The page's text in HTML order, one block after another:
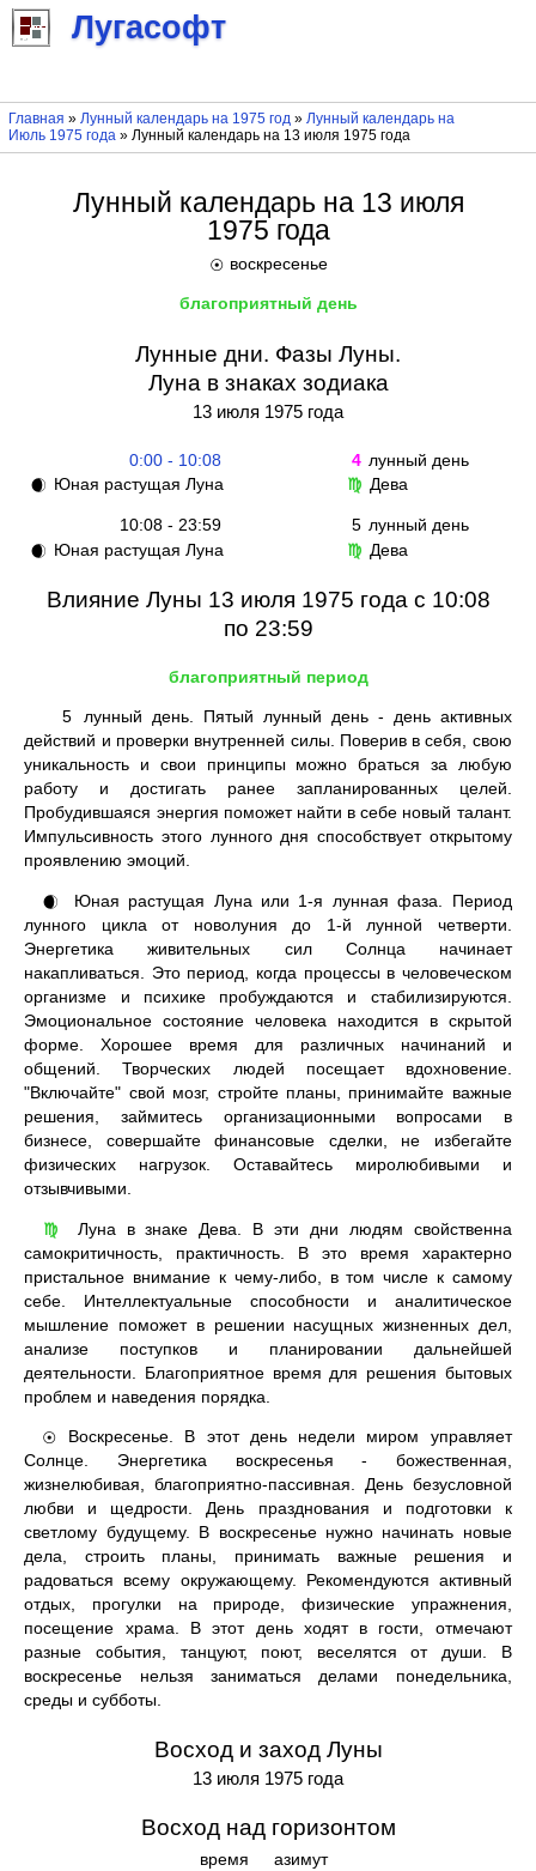
Лугасофт
Главная » Лунный календарь на 1975 год» Лунный календарь на
Июль 1975 года» Лунный календарь на 13 июля 1975 года
Лунный календарь на 13 июля
1975 года
☉ воскресенье
благоприятный день
Лунные дни. Фазы Луны.
Луна в знаках зодиака
13 июля 1975 года
0:00 - 10:08 4 лунный день
🌒 Юная растущая Луна ♍ Дева
10:08 - 23:59 5 лунный день
🌒 Юная растущая Луна ♍ Дева
Влияние Луны 13 июля 1975 года с 10:08
по 23:59
благоприятный период
5
лунный день. Пятый лунный день - день активных
действий и проверки внутренней силы. Поверив в себя, свою
уникальность и свои принципы можно браться за любую
работу и достигать ранее запланированных целей.
Пробудившаяся энергия поможет найти в себе новый талант.
Импульсивность этого лунного дня способствует открытому
проявлению эмоций.
🌒
Юная растущая Луна или 1-я лунная фаза. Период
лунного цикла от новолуния до 1-й лунной четверти.
Энергетика живительных сил Солнца начинает
накапливаться. Это период, когда процессы в человеческом
организме и психике пробуждаются и стабилизируются.
Эмоциональное состояние человека находится в скрытой
форме. Хорошее время для различных начинаний и
общений. Творческих людей посещает вдохновение.
"Включайте" свой мозг, стройте планы, принимайте важные
решения, займитесь организационными вопросами в
бизнесе, совершайте финансовые сделки, не избегайте
физических нагрузок. Оставайтесь миролюбивыми и
отзывчивыми.
♍
Луна в знаке Дева. В эти дни людям свойственна
самокритичность, практичность. В это время характерно
пристальное внимание к чему-либо, в том числе к самому
себе. Интеллектуальные способности и аналитическое
мышление поможет в решении насущных жизненных дел,
анализе поступков и планировании дальнейшей
деятельности. Благоприятное время для решения бытовых
проблем и наведения порядка.
☉
Воскресенье. В этот день недели миром управляет
Солнце. Энергетика воскресенья - божественная,
жизнелюбивая, благоприятно-пассивная. День безусловной
любви и щедрости. День празднования и подготовки к
светлому будущему. В воскресенье нужно начинать новые
дела, строить планы, принимать важные решения и
радоваться всему окружающему. Рекомендуются активный
отдых, прогулки на природе, физические упражнения,
посещение храма. В этот день ходят в гости, отмечают
разные события, танцуют, поют, веселятся от души. В
воскресенье нельзя заниматься делами понедельника,
среды и субботы.
Восход и заход Луны
13 июля 1975 года
Восход над горизонтом
время азимут